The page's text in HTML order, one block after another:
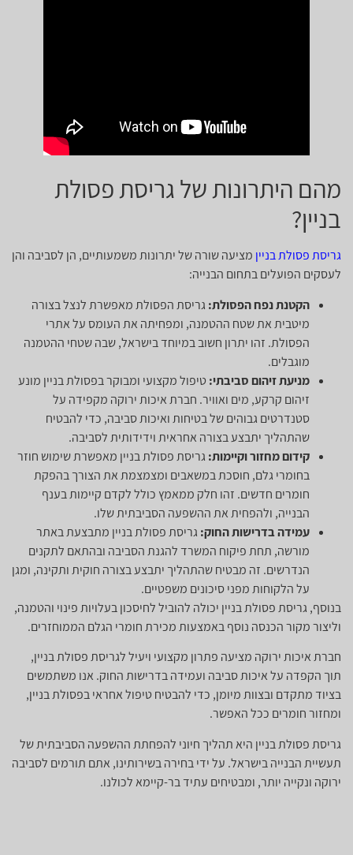
מהם היתרונות של גריסת פסולת
בניין?
גריסת פסולת בניין מציעה שורה של יתרונות משמעותיים, הן לסביבה והן
לעסקים הפועלים בתחום הבנייה:
הקטנת נפח הפסולת: גריסת הפסולת מאפשרת לנצל בצורה
מיטבית את שטח ההטמנה, ומפחיתה את העומס על אתרי
הפסולת. זהו יתרון חשוב במיוחד בישראל, שבה שטחי ההטמנה
מוגבלים.
מניעת זיהום סביבתי:טיפול מקצועי ומבוקר בפסולת בניין מונע
זיהום קרקע, מים ואוויר. חברת איכות ירוקה מקפידה על
סטנדרטים גבוהים של בטיחות ואיכות סביבה, כדי להבטיח
שהתהליך יתבצע בצורה אחראית וידידותית לסביבה.
קידום מחזור וקיימות: גריסת פסולת בניין מאפשרת שימוש חוזר
בחומרי גלם, חוסכת במשאבים ומצמצמת את הצורך בהפקת
חומרים חדשים. זהו חלק ממאמץ כולל לקדם קיימות בענף
הבנייה, ולהפחית את ההשפעה הסביבתית שלו.
עמידה בדרישות החוק: גריסת פסולת בניין מתבצעת באתר
מורשה, תחת פיקוח המשרד להגנת הסביבה ובהתאם לתקנים
הנדרשים. זה מבטיח שהתהליך יתבצע בצורה חוקית ותקינה, ומגן
על הלקוחות מפני סיכונים משפטיים.
בנוסף, גריסת פסולת בניין יכולה להוביל לחיסכון בעלויות פינוי והטמנה,
וליצור מקור הכנסה נוסף באמצעות מכירת חומרי הגלם הממוחזרים.
חברת איכות ירוקה מציעה פתרון מקצועי ויעיל לגריסת פסולת בניין,
תוך הקפדה על איכות סביבה ועמידה בדרישות החוק. אנו משתמשים
בציוד מתקדם ובצוות מיומן, כדי להבטיח טיפול אחראי בפסולת בניין,
ומחזור חומרים ככל האפשר.
גריסת פסולת בניין היא תהליך חיוני להפחתת ההשפעה הסביבתית של
תעשיית הבנייה בישראל. על ידי בחירה בשירותינו, אתם תורמים לסביבה
ירוקה ונקייה יותר, ומבטיחים עתיד בר-קיימא לכולנו.